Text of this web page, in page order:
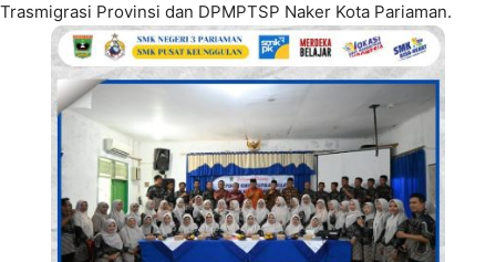
Trasmigrasi Provinsi dan DPMPTSP Naker Kota Pariaman.